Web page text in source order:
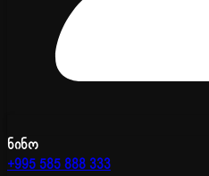
ნინო
+995 585 888 333